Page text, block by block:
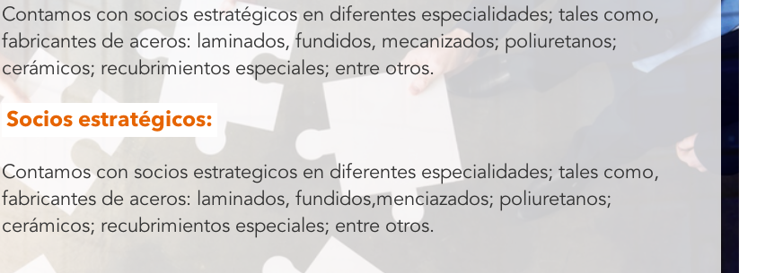
Contamos con socios estratégicos en diferentes especialidades; tales como,
fabricantes de aceros: laminados, fundidos, mecanizados; poliuretanos;
cerámicos; recubrimientos especiales; entre otros.
Socios estratégicos:
Contamos con socios estrategicos en diferentes especialidades; tales como,
fabricantes de aceros: laminados, fundidos,menciazados; poliuretanos;
cerámicos; recubrimientos especiales; entre otros.